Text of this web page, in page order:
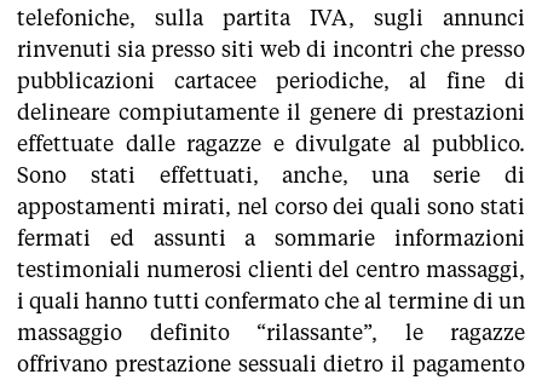
telefoniche, sulla partita IVA, sugli annunci
rinvenuti sia presso siti web di incontri che presso
pubblicazioni cartacee periodiche, al fine di
delineare compiutamente il genere di prestazioni
effettuate dalle ragazze e divulgate al pubblico.
Sono stati effettuati, anche, una serie di
appostamenti mirati, nel corso dei quali sono stati
fermati ed assunti a sommarie informazioni
testimoniali numerosi clienti del centro massaggi,
i quali hanno tutti confermato che al termine di un
massaggio definito “rilassante”, le ragazze
offrivano prestazione sessuali dietro il pagamento